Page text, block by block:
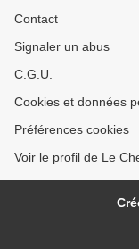
Contact
Signaler un abus
C.G.U.
Cookies et données
Préférences cookies
Voir le profil de Le